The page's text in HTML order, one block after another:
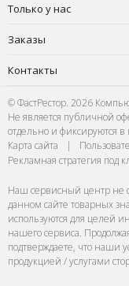
Только у нас
Заказы
Контакты
© ФастРестор. 2026
Не является публичной
отдельно и фиксируются
Карта сайта
|
Рекламная стратегия под
Наш сервисный центр не
данном сайте товарных
используются для целей
нашего сервиса.
подтверждаете, что наши
продукцией / услугами